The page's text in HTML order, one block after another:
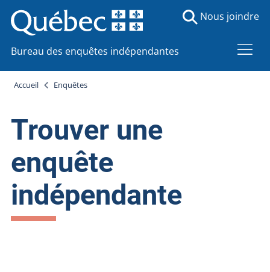
Bureau des enquêtes indépendantes
Nous joindre
Accueil Enquêtes
Trouver une
enquête
indépendante